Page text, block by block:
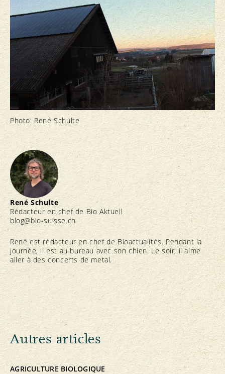
Photo: René Schulte
René Schulte
Rédacteur en chef de Bio Aktuell
blog@bio-suisse.ch
René est rédacteur en chef de Bioactualités. Pendant la
journée, il est au bureau avec son chien. Le soir, il aime
aller à des concerts de metal.
Autres articles
AGRICULTURE BIOLOGIQUE